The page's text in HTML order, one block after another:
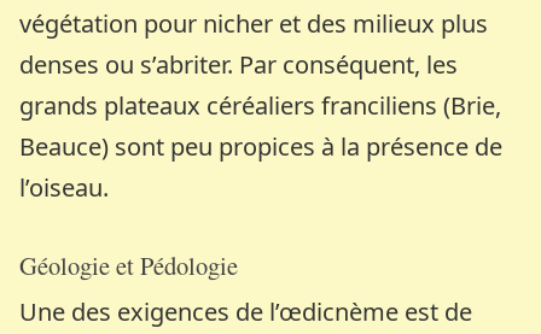
végétation pour nicher et des milieux plus
denses ou s’abriter. Par conséquent, les
grands plateaux céréaliers franciliens (Brie,
Beauce) sont peu propices à la présence de
l’oiseau.
Géologie et Pédologie
Une des exigences de l’œdicnème est de